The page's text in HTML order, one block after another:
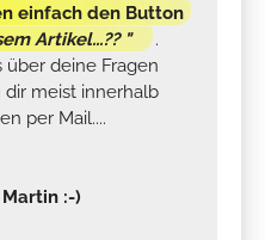
einfach den Button
Artikel...?? "
.
deine Fragen
meist innerhalb
per Mail....
:-)